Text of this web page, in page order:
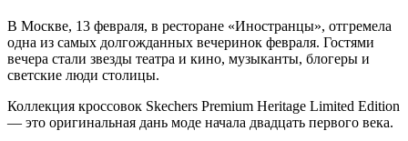
В Москве, 13 февраля, в ресторане «Иностранцы», отгремела
одна из самых долгожданных вечеринок февраля. Гостями
вечера стали звезды театра и кино, музыканты, блогеры и
светские люди столицы.
Коллекция кроссовок Skechers Premium Heritage Limited Edition
— это оригинальная дань моде начала двадцать первого века.